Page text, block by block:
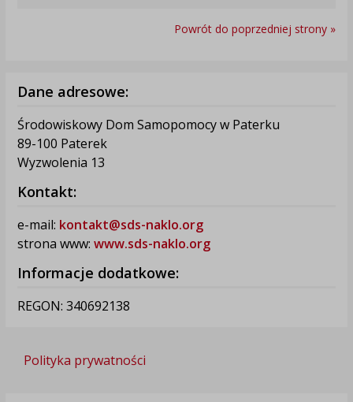
Powrót do poprzedniej strony »
Dane adresowe:
Środowiskowy Dom Samopomocy w Paterku
89-100 Paterek
Wyzwolenia 13
Kontakt:
e-mail: kontakt@sds-naklo.org
strona www: www.sds-naklo.org
Informacje dodatkowe:
REGON: 340692138
Polityka prywatności